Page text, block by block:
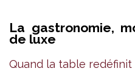
La gastronomie,
de luxe
Quand la table redéfinit